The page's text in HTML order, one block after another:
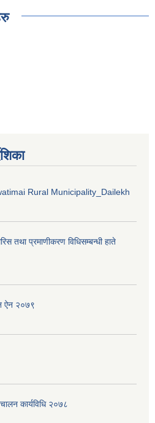
Rural Municipality_Dailekh
तथा प्रमाणीकरण विधिसम्बन्धी हाते
ऐन २०७९
कार्यविधि २०७८